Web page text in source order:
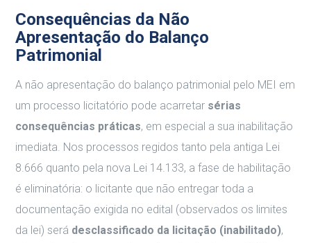
Consequências da Não
Apresentação do Balanço
Patrimonial
A não apresentação do balanço patrimonial pelo MEI em
um processo licitatório pode acarretar sérias
consequências práticas, em especial a sua inabilitação
imediata. Nos processos regidos tanto pela antiga Lei
8.666 quanto pela nova Lei 14.133, a fase de habilitação
é eliminatória: o licitante que não entregar toda a
documentação exigida no edital (observados os limites
da lei) será desclassificado da licitação (inabilitado),